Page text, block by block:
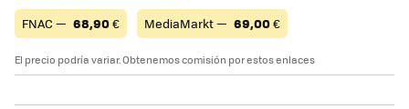
FNAC — 68,90€ MediaMarkt — 69,00€
El precio podría variar. Obtenemos comisión por estos enlaces